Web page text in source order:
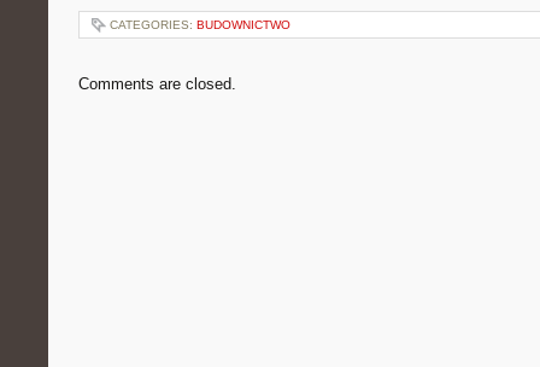
CATEGORIES: BUDOWNICTWO
Comments are closed.